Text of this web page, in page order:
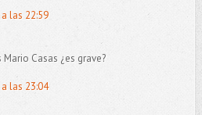
las 22:59
Casas ¿es grave?
las 23:04